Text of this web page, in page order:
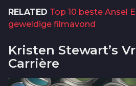
RELATED Top 10 beste Ansel
geweldige filmavond
Kristen Stewart’s
Carrière